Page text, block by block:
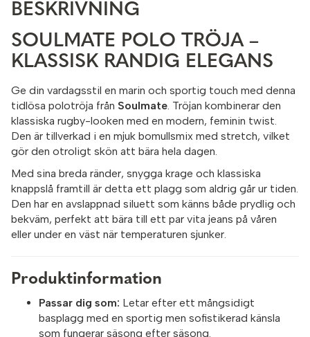
BESKRIVNING
SOULMATE POLO TRÖJA –
KLASSISK RANDIG ELEGANS
Ge din vardagsstil en marin och sportig touch med denna
tidlösa polotröja från Soulmate. Tröjan kombinerar den
klassiska rugby-looken med en modern, feminin twist.
Den är tillverkad i en mjuk bomullsmix med stretch, vilket
gör den otroligt skön att bära hela dagen.
Med sina breda ränder, snygga krage och klassiska
knappslå framtill är detta ett plagg som aldrig går ur tiden.
Den har en avslappnad siluett som känns både prydlig och
bekväm, perfekt att bära till ett par vita jeans på våren
eller under en väst när temperaturen sjunker.
Produktinformation
Passar dig som: Letar efter ett mångsidigt
basplagg med en sportig men sofistikerad känsla
som fungerar säsong efter säsong.